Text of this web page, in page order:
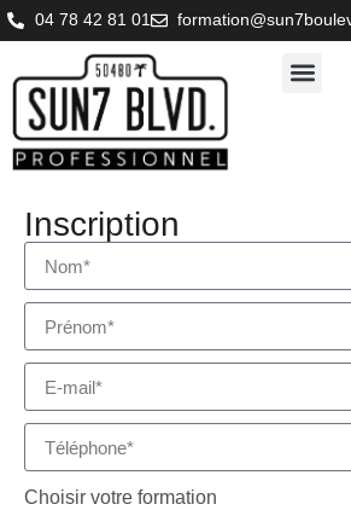
04 78 42 81 01
Inscription
Choisir votre formation